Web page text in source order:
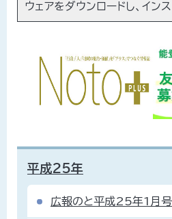
ウェアをダウンロードし、イン
平成25年
広報のと平成25年1月号